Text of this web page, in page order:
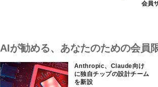
会員
AIが勧める、あなたのための会員
Anthropic、Claude向け
に独自チップの設計チーム
を新設